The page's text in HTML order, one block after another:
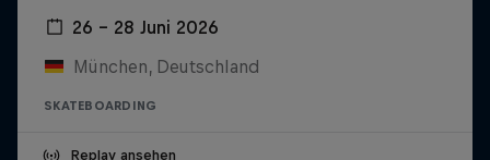
26 – 28 Juni 2026
München, Deutschland
SKATEBOARDING
Replay ansehen